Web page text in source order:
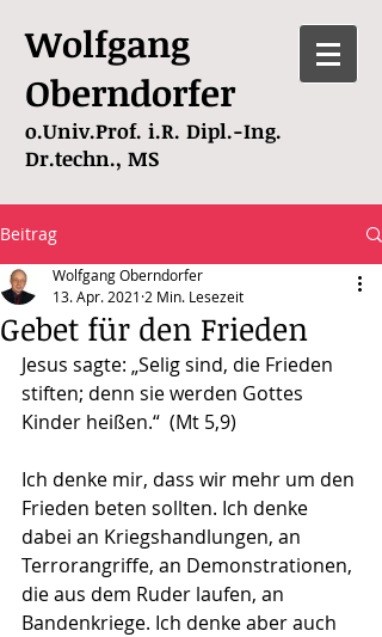
Wolfgang
Oberndorfer
o.Univ.Prof. i.R. Dipl.-Ing.
Dr.techn., MS
Beitrag
Gebet für den Frieden
Wolfgang Oberndorfer
13. Apr. 2021 2 Min. Lesezeit
Jesus sagte: „Selig sind, die Frieden
stiften; denn sie werden Gottes
Kinder heißen.“  (Mt 5,9)
Ich denke mir, dass wir mehr um den
Frieden beten sollten. Ich denke
dabei an Kriegshandlungen, an
Terrorangriffe, an Demonstrationen,
die aus dem Ruder laufen, an
Bandenkriege. Ich denke aber auch